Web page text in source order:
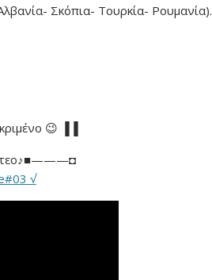
Σκόπια- Τουρκία- Ρουμανία).
😉 ▐▐
√